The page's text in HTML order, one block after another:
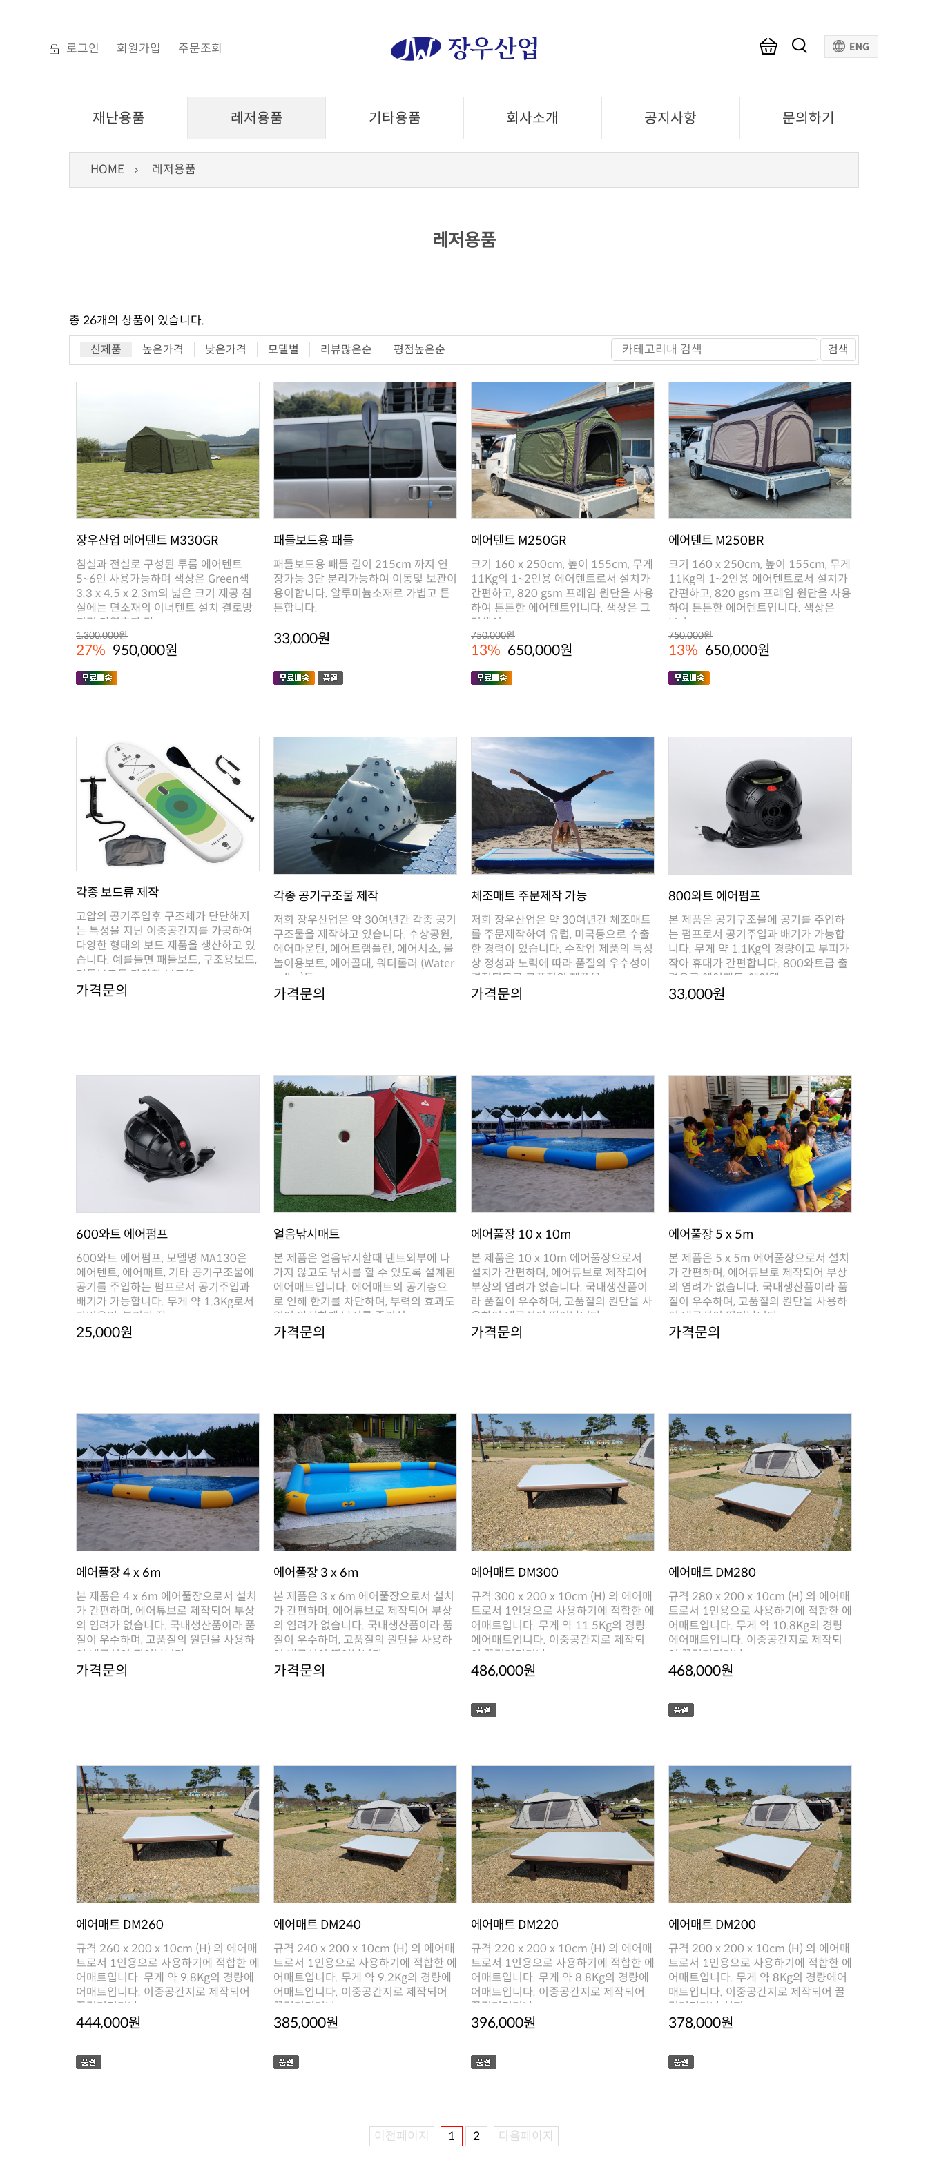
로그인 회원가입 주문조회
재난용품 레저용품 기타용품 회사소개 공지사항 문의하기
HOME 레저용품
레저용품
총 26개의 상품이 있습니다.
신제품
높은가격 낮은가격 모델별 리뷰많은순 평점높은순 검색
장우산업 에어텐트 M330GR
지및 단열효과 탁..
1,300,000원
27% 950,000원
패들보드용 패들
튼합니다.
33,000원
에어텐트 M250GR
린색이..
750,000원
13% 650,000원
에어텐트 M250BR
Ligh..
750,000원
13% 650,000원
각종 보드류 제작
터들보드등 다양한 보드(Boa..
가격문의
각종 공기구조물 제작
roller)등 ..
가격문의
체조매트 주문제작 가능
결정되므로 고품질의 제품을..
가격문의
800와트 에어펌프
력으로 에어매트, 에어텐..
33,000원
600와트 에어펌프
가벼우며, 부피가 작..
25,000원
얼음낚시매트
있어 안전하게 낚시를 즐기실..
가격문의
에어풀장 10 x 10m
용하여 내구성이 뛰어납니다..
가격문의
에어풀장 5 x 5m
여 내구성이 뛰어납니다. ..
가격문의
에어풀장 4 x 6m
여 내구성이 뛰어납니다. ..
가격문의
에어풀장 3 x 6m
여 내구성이 뛰어납니다. ..
가격문의
에어매트 DM300
어 꿀렁거리거나..
486,000원
에어매트 DM280
어 꿀렁거리거나..
468,000원
에어매트 DM260
꿀렁거리거나 ..
444,000원
에어매트 DM240
꿀렁거리거나 ..
385,000원
에어매트 DM220
꿀렁거리거나 ..
396,000원
에어매트 DM200
렁거리거나 처지..
378,000원
이전페이지 1 2 다음페이지